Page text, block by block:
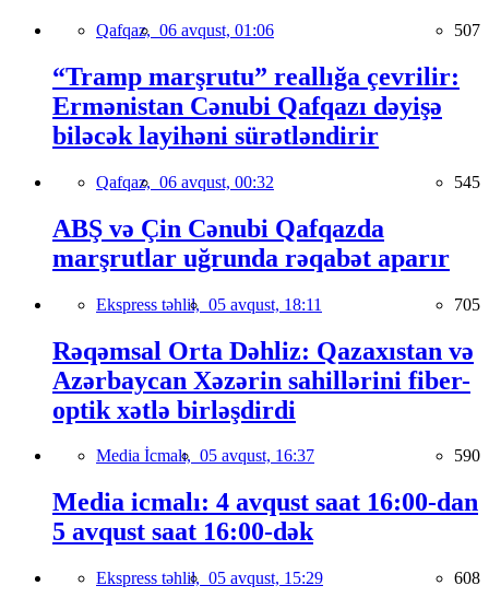
Qafqaz, 06 avqust, 01:06 507
“Tramp marşrutu” reallığa çevrilir:
Ermənistan Cənubi Qafqazı dəyişə
biləcək layihəni sürətləndirir
Qafqaz, 06 avqust, 00:32 545
ABŞ və Çin Cənubi Qafqazda
marşrutlar uğrunda rəqabət aparır
Ekspress təhlil, 05 avqust, 18:11 705
Rəqəmsal Orta Dəhliz: Qazaxıstan və
Azərbaycan Xəzərin sahillərini fiber-
optik xətlə birləşdirdi
Media İcmalı, 05 avqust, 16:37 590
Media icmalı: 4 avqust saat 16:00-dan
5 avqust saat 16:00-dək
Ekspress təhlil, 05 avqust, 15:29 608